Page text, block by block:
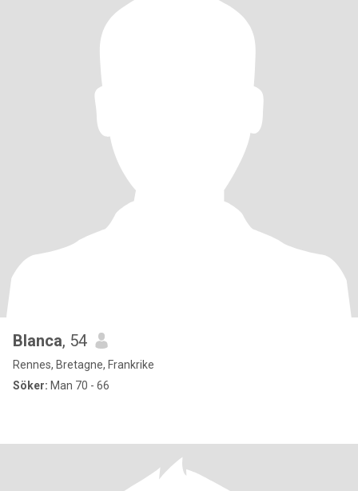
Blanca, 54
Rennes, Bretagne, Frankrike
Söker: Man 70 - 66